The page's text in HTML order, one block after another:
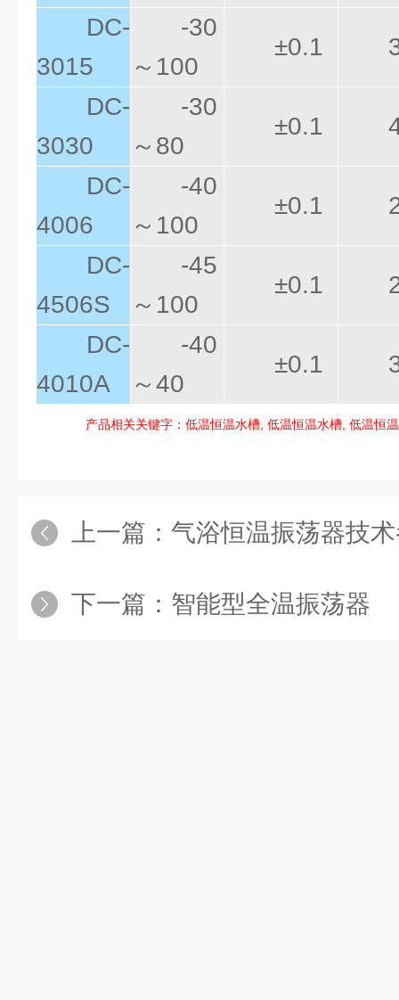
DC-
3015
-30
～100
±0.1
DC-
3030
-30
～80
±0.1
DC-
4006
-40
～100
±0.1
DC-
4506S
-45
～100
±0.1
DC-
4010A
-40
～40
±0.1
产品相关关键字：低温恒温水槽, 低温恒温水槽, 低温恒
上一篇： 气浴恒温振荡器技
下一篇： 智能型全温振荡器